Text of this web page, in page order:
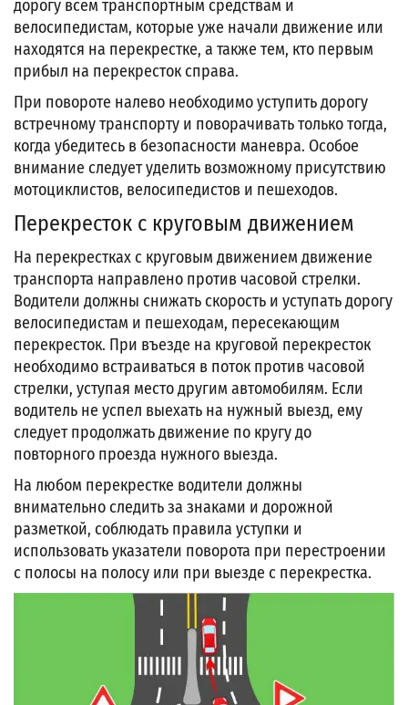
дорогу всем транспортным средствам и
велосипедистам, которые уже начали движение или
находятся на перекрестке, а также тем, кто первым
прибыл на перекресток справа.
При повороте налево необходимо уступить дорогу
встречному транспорту и поворачивать только тогда,
когда убедитесь в безопасности маневра. Особое
внимание следует уделить возможному присутствию
мотоциклистов, велосипедистов и пешеходов.
Перекресток с круговым движением
На перекрестках с круговым движением движение
транспорта направлено против часовой стрелки.
Водители должны снижать скорость и уступать дорогу
велосипедистам и пешеходам, пересекающим
перекресток. При въезде на круговой перекресток
необходимо встраиваться в поток против часовой
стрелки, уступая место другим автомобилям. Если
водитель не успел выехать на нужный выезд, ему
следует продолжать движение по кругу до
повторного проезда нужного выезда.
На любом перекрестке водители должны
внимательно следить за знаками и дорожной
разметкой, соблюдать правила уступки и
использовать указатели поворота при перестроении
с полосы на полосу или при выезде с перекрестка.